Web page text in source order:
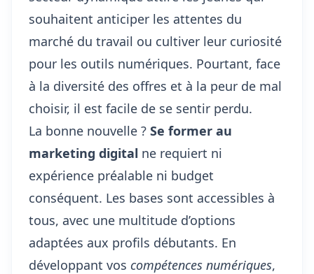
souhaitent anticiper les attentes du
marché du travail ou cultiver leur curiosité
pour les outils numériques. Pourtant, face
à la diversité des offres et à la peur de mal
choisir, il est facile de se sentir perdu.
La bonne nouvelle ? Se former au
marketing digital ne requiert ni
expérience préalable ni budget
conséquent. Les bases sont accessibles à
tous, avec une multitude d’options
adaptées aux profils débutants. En
développant vos compétences numériques,